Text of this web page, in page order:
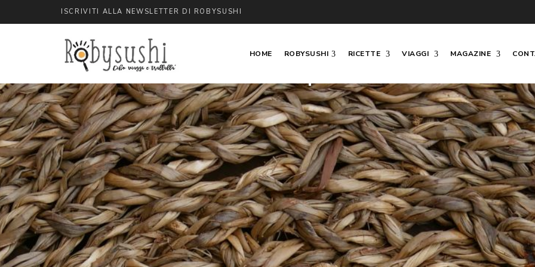
ISCRIVITI ALLA NEWSLETTER DI ROBYSUSHI
Robysushi
cibo
viaggi
e
trallallà
HOME ROBYSUSHI RICETTE VIAGGI MAGAZINE